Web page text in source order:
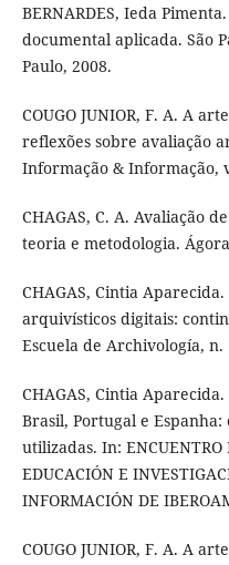
BERNARDES, Ieda
documental aplicada. São
Paulo, 2008.
COUGO JUNIOR, F. A. A
reflexões sobre avaliação
Informação & Informação,
CHAGAS, C. A. Avaliação
teoria e metodologia.
CHAGAS, Cintia
arquivísticos digitais:
Escuela de Archivología, n.
CHAGAS, Cintia
Brasil, Portugal e
utilizadas. In: ENCUENTRO
EDUCACIÓN E
INFORMACIÓN DE
COUGO JUNIOR, F. A. A